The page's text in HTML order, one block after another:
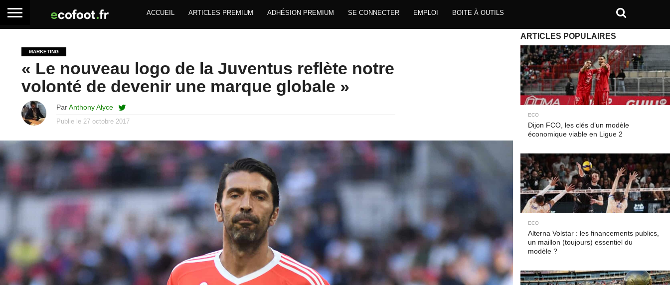
ACCUEIL ARTICLES PREMIUM ADHÉSION PREMIUM SE CONNECTER EMPLOI BOITE À OUTILS
MARKETING
« Le nouveau logo de la Juventus reflète notre
volonté de devenir une marque globale »
ParAnthony Alyce
Publie le 27 octobre 2017
ARTICLES POPULAIRES
ECO
Dijon FCO, les clés d’un modèle
économique viable en Ligue 2
ECO
Alterna Volstar : les financements publics,
un maillon (toujours) essentiel du
modèle ?